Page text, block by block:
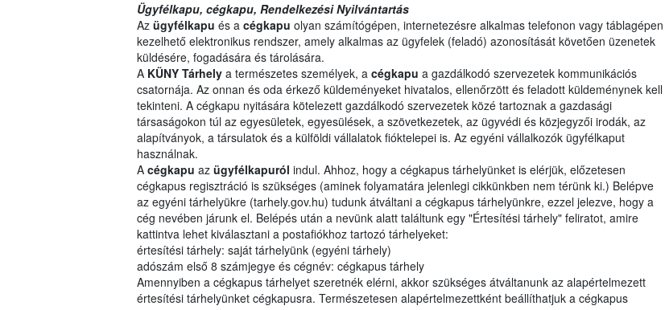
Ügyfélkapu, cégkapu, Rendelkezési Nyilvántartás
Az ügyfélkapu és a cégkapu olyan számítógépen, internetezésre alkalmas telefonon vagy táblagépen
kezelhető elektronikus rendszer, amely alkalmas az ügyfelek (feladó) azonosítását követően üzenetek
küldésére, fogadására és tárolására.
A KÜNY Tárhely a természetes személyek, a cégkapu a gazdálkodó szervezetek kommunikációs
csatornája. Az onnan és oda érkező küldeményeket hivatalos, ellenőrzött és feladott küldeménynek kell
tekinteni. A cégkapu nyitására kötelezett gazdálkodó szervezetek közé tartoznak a gazdasági
társaságokon túl az egyesületek, egyesülések, a szövetkezetek, az ügyvédi és közjegyzői irodák, az
alapítványok, a társulatok és a külföldi vállalatok fióktelepei is. Az egyéni vállalkozók ügyfélkaput
használnak.
A cégkapu az ügyfélkapuról indul. Ahhoz, hogy a cégkapus tárhelyünket is elérjük, előzetesen
cégkapus regisztráció is szükséges (aminek folyamatára jelenlegi cikkünkben nem térünk ki.) Belépve
az egyéni tárhelyükre (tarhely.gov.hu) tudunk átváltani a cégkapus tárhelyünkre, ezzel jelezve, hogy a
cég nevében járunk el. Belépés után a nevünk alatt találtunk egy "Értesítési tárhely" feliratot, amire
kattintva lehet kiválasztani a postafiókhoz tartozó tárhelyeket:
értesítési tárhely: saját tárhelyünk (egyéni tárhely)
adószám első 8 számjegye és cégnév: cégkapus tárhely
Amennyiben a cégkapus tárhelyet szeretnék elérni, akkor szükséges átváltanunk az alapértelmezett
értesítési tárhelyünket cégkapusra. Természetesen alapértelmezettként beállíthatjuk a cégkapus